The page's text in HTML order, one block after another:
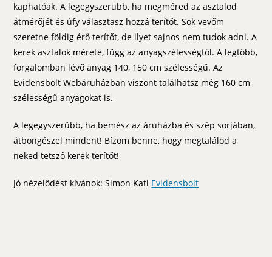
kaphatóak. A legegyszerübb, ha megméred az asztalod
átmérőjét és úfy választasz hozzá terítőt. Sok vevőm
szeretne földig érő terítőt, de ilyet sajnos nem tudok adni. A
kerek asztalok mérete, függ az anyagszélességtől. A legtöbb,
forgalomban lévő anyag 140, 150 cm szélességű. Az
Evidensbolt Webáruházban viszont találhatsz még 160 cm
szélességű anyagokat is.
A legegyszerübb, ha bemész az áruházba és szép sorjában,
átböngészel mindent! Bízom benne, hogy megtalálod a
neked tetsző kerek terítőt!
Jó nézelődést kívánok: Simon Kati Evidensbolt